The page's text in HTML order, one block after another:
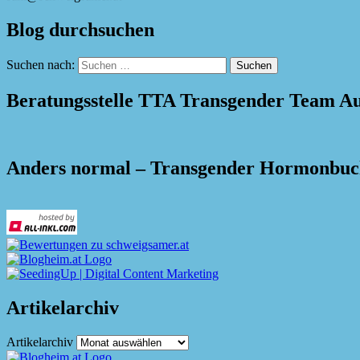
Blog durchsuchen
Suchen nach:
Beratungsstelle TTA Transgender Team
Anders normal – Transgender
Artikelarchiv
Artikelarchiv